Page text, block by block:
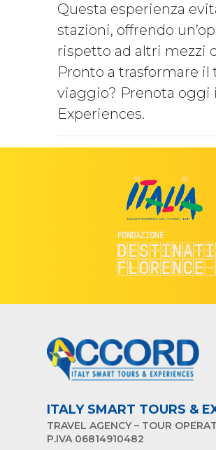
Questa esperienza
stazioni, offrendo
rispetto ad altri mezzi
Pronto a trasformare
viaggio? Prenota oggi
Experiences.
ITALY SMART TOURS &
TRAVEL AGENCY – TOUR
P.IVA 06814910482